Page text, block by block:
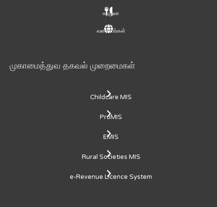
சுற்றுலா
வரைபடங்கள்
முகாமைத்துவ தகவல் முறைமைகள்
Childcare MIS
ProMIS
EMIS
Rural Societies MIS
e-Revenue Licence System